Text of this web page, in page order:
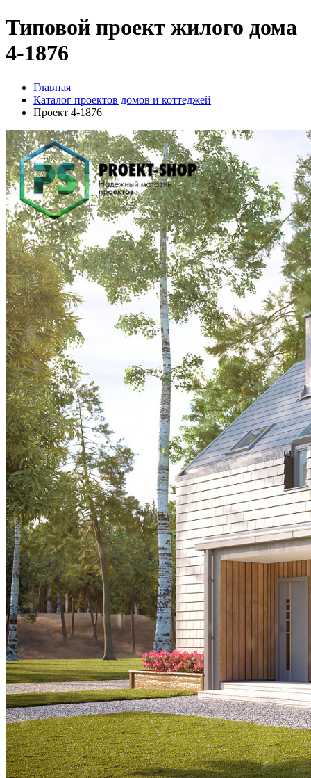
Типовой проект жилого дома
4-1876
Главная
Каталог проектов домов и коттеджей
Проект 4-1876